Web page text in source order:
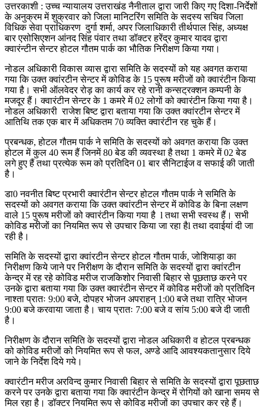
उत्तरकाशी : उच्च न्यायालय उत्तराखंड नैनीताल द्वारा जारी किए गए दिशा-निर्देशों
के अनुक्रम में शुक्रवार को जिला मानिटरिंग समिति के सदस्य सचिव जिला
विधिक सेवा प्राधिकरण दुर्गा शर्मा, अपर जिलाधिकारी तीर्थपाल सिंह, अध्यक्ष
बार एसोसिएशन आंनद सिंह पंवार तथा डॉक्टर हरेंद्र कुमार यादव द्वारा
क्वारंन्टीन सेन्टर होटल गौतम पार्क का भौतिक निरीक्षण किया गया।
नोडल अधिकारी विकास व्यास द्वारा समिति के सदस्यों को यह अवगत कराया
गया कि उक्त क्वांरटीन सेन्टर में कोविड के 15 पुरूष मरीजों को क्वारंटीन किया
गया है। सभी ऑलवेदर रोड़ का कार्य कर रहे रानी कन्सट्रक्शन कम्पनी के
मजदूर हैं। क्वारंटीन सेन्टर के 1 कमरे में 02 लोगों को क्वारंटीन किया गया है।
नोडल अधिकारी राजेश बिष्ट द्वारा बताया गया कि उक्त क्वांरटीन सेन्टर में
आतिथि तक एक बार में अधिकतम 70 व्यक्ति क्वारंटीन रह चुके हैं।
प्रबन्धक, होटल गौतम पार्क ने समिति के सदस्यों को अवगत कराया कि उक्त
होटल में कुल 40 रूम हैं जिनमें 80 बेड की व्यवस्था है तथा 1 कमरे में 02 बेड
लगे हुए हैं तथा प्रत्येक रूम को प्रतिदिन 01 बार सैनिटाईज व सफाई की जाती
है।
डा0 नवनीत बिष्ट प्रभारी क्वारंटीन सेन्टर होटल गौतम पार्क ने समिति के
सदस्यों को अवगत कराया कि उक्त क्वांरटीन सेन्टर में कोविड के बिना लक्षण
वाले 15 पुरूष मरीजों को क्वारंटीन किया गया है l तथा सभी स्वस्थ हैं। सभी
कोविड मरीजों का नियमित रूप से उपचार किया जा रहा हैl तथा दवाईयां दी जा
रही है।
समिति के सदस्यों द्वारा क्वांरटीन सेन्टर होटल गौतम पार्क, जोशियाड़ा का
निरीक्षण किये जाने पर निरीक्षण के दौरान समिति के सदस्यों द्वारा क्वांरटीन
केन्द्र में रह रहे कोविड मरीज राजकिशोर निवासी बिहार से पूछताछ करने पर
उनके द्वारा बताया गया कि उक्त क्वारंटीन सेन्टर में कोविड मरीजों को प्रतिदिन
नाश्ता प्रातः 9:00 बजे, दोपहर भोजन अपराहन् 1:00 बजे तथा रात्रि भोजन
9:00 बजे करवाया जाता है। चाय प्रातः 7:00 बजे व सांय 5:00 बजे दी जाती
है।
निरीक्षण के दौरान समिति के सदस्यों द्वारा नोडल अधिकारी व होटल प्रबन्धक
को कोविड मरीजों को नियमित रूप से फल, अण्डे आदि आवश्यकतानुसार दिये
जाने के निर्देश दिये गये।
क्वारंटीन मरीज अरविन्द कुमार निवासी बिहार से समिति के सदस्यों द्वारा पूछताछ
करने पर उनके द्वारा बताया गया कि क्वारंटीन केन्द्र में रोगियों को खाना समय से
मिल रहा है। डॉक्टर नियमित रूप से कोविड मरीजों का उपचार कर रहे हैं।